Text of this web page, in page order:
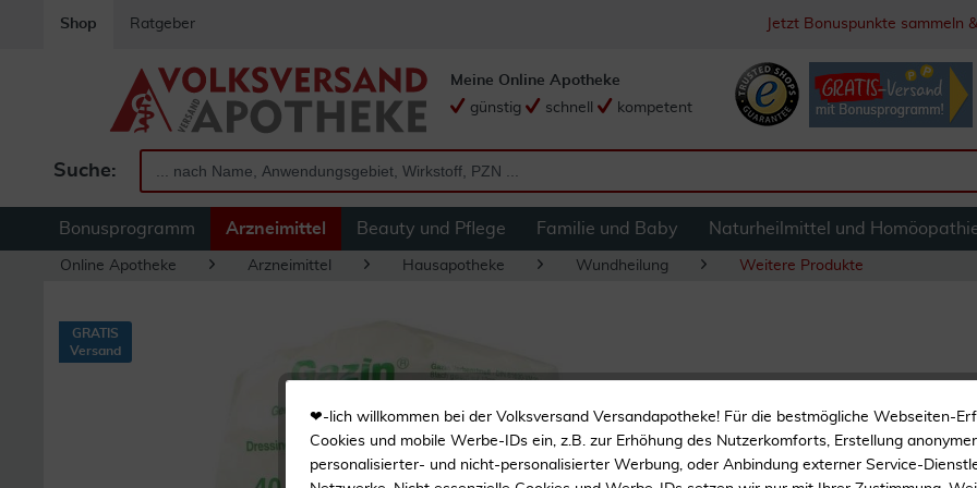
Shop Ratgeber Jetzt Bonuspunkte sammeln
Suche:
Meine Online Apotheke
günstig
schnell kompetent
Bonusprogramm Arzneimittel Beauty und Pflege Familie und Baby Naturheilmittel und
Online Apotheke Arzneimittel Hausapotheke Wundheilung Weitere Produkte
Zur Wundversorgung
GRATIS
Versand
❤-lich willkommen bei der Volksversand Versandapotheke! Für die bestmögliche Webseiten-
Cookies und mobile Werbe-IDs ein, z.B. zur Erhöhung des Nutzerkomforts, Erstellung
personalisierter- und nicht-personalisierter Werbung, oder Anbindung externer Service-